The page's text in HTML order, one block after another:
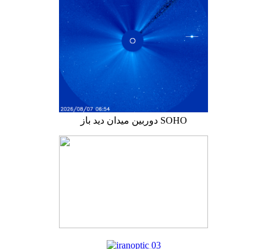
دوربین میدان دید باز SOHO